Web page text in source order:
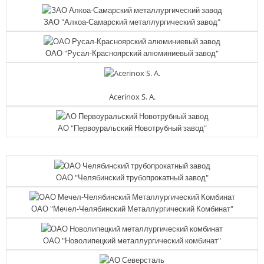
ЗАО "Алкоа-Самарский металлургический завод"
ОАО "Русал-Красноярский алюминиевый завод"
Acerinox S. A.
АО "Первоуральский Новотрубный завод"
ОАО "Челябинский трубопрокатный завод"
ОАО "Мечел-Челябинский Металлургический Комбинат"
ОАО "Новолипецкий металлургический комбинат"